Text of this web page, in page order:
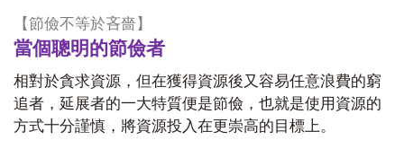
【節儉不等於吝嗇】
當個聰明的節儉者
相對於貪求資源，但在獲得資源後又容易任意浪費的窮
追者，延展者的一大特質便是節儉，也就是使用資源的
方式十分謹慎，將資源投入在更崇高的目標上。